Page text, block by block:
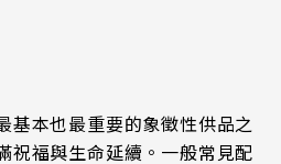
基本也最重要的象徵性供品之
祝福與生命延續。一般常見配